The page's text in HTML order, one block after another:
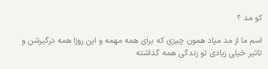
کو مد ؟
اسم ما از مد میاد همون چیزی که برای همه مهمه و این روزا همه درگیرشن و
تاثیر خیلی زیادی تو زندگی همه گذاشته